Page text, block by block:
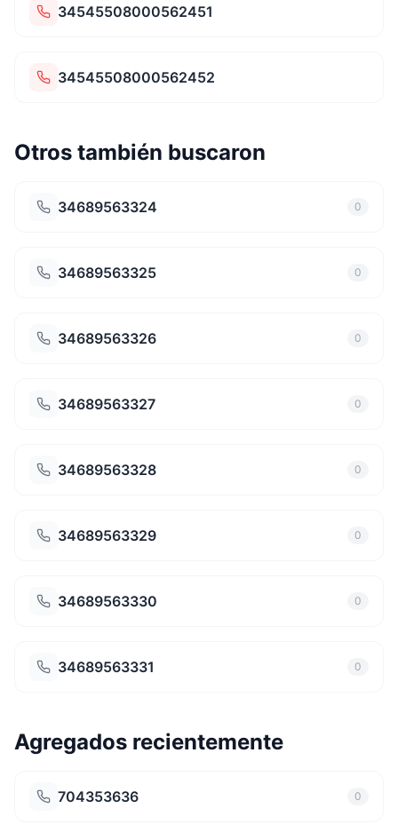
34545508000562451
34545508000562452
Otros también buscaron
34689563324 0
34689563325 0
34689563326 0
34689563327 0
34689563328 0
34689563329 0
34689563330 0
34689563331 0
Agregados recientemente
704353636 0